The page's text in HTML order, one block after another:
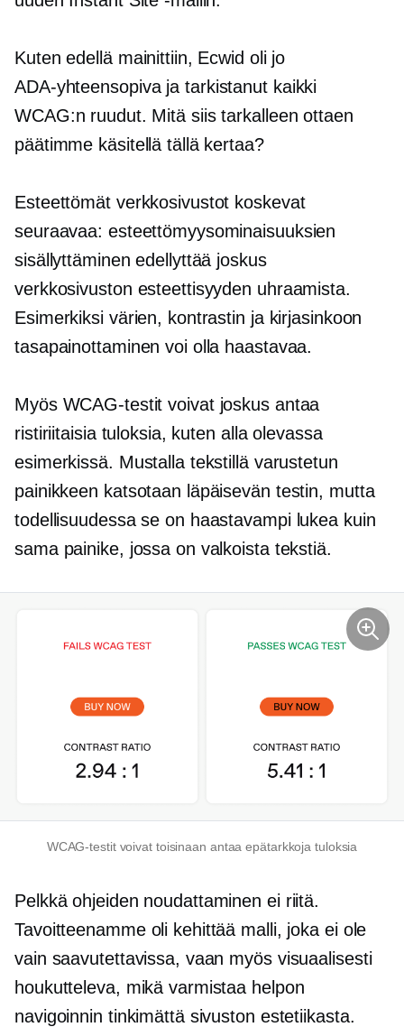
Kuten edellä mainittiin, Ecwid oli jo
ADA-yhteensopivaja tarkistanut kaikki
WCAG:n ruudut. Mitä siis tarkalleen ottaen
päätimme käsitellä tällä kertaa?
Esteettömät verkkosivustot koskevat
seuraavaa: esteettömyysominaisuuksien
sisällyttäminen edellyttää joskus
verkkosivuston esteettisyyden uhraamista.
Esimerkiksi värien, kontrastin ja kirjasinkoon
tasapainottaminen voi olla haastavaa.
Myös WCAG-testit voivat joskus antaa
ristiriitaisia ​​tuloksia, kuten alla olevassa
esimerkissä. Mustalla tekstillä varustetun
painikkeen katsotaan läpäisevän testin, mutta
todellisuudessa se on haastavampi lukea kuin
sama painike, jossa on valkoista tekstiä.
WCAG-testit voivat toisinaan antaa epätarkkoja tuloksia
Pelkkä ohjeiden noudattaminen ei riitä.
Tavoitteenamme oli kehittää malli, joka ei ole
vain saavutettavissa, vaan myös visuaalisesti
houkutteleva, mikä varmistaa helpon
navigoinnin tinkimättä sivuston estetiikasta.